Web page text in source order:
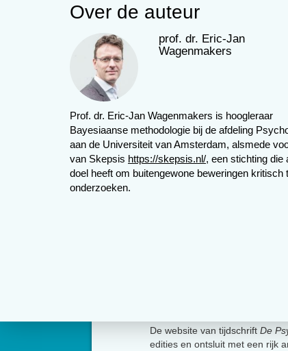
Met de introductieboeken
te plaatsen. Er is een interactie
door de combinatie: het geheel is
bijvoorbeeld de prijs in euro’s die
willen betalen. Voor smakelijke
Over de auteur
prof. dr. Eric-Jan
Wagenmakers
Prof. dr. Eric-Jan Wagenmakers is hoogleraar
Bayesiaanse methodologie bij de afdeling
aan de Universiteit van Amsterdam, alsmede
van Skepsis https://skepsis.nl/, een stichting die
doel heeft om buitengewone beweringen kritisch
onderzoeken.
De website van tijdschrift De
edities en ontsluit met een rijk